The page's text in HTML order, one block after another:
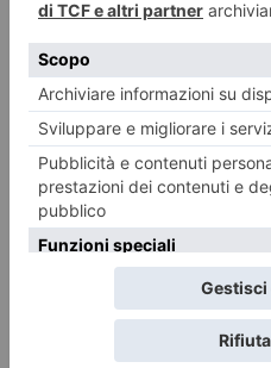
Stelle cadenti con visita